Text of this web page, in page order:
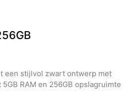
een stijlvol zwart ontwerp met
RAM en 256GB opslagruimte